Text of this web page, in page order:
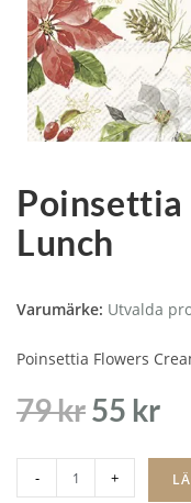
Poinsettia
Lunch
Varumärke: Utvalda
Poinsettia Flowers
79kr55 kr
- +